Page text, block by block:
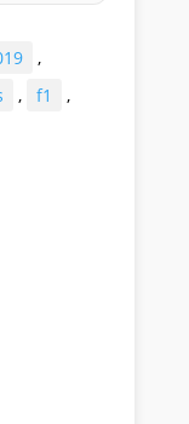
,
, f1
,